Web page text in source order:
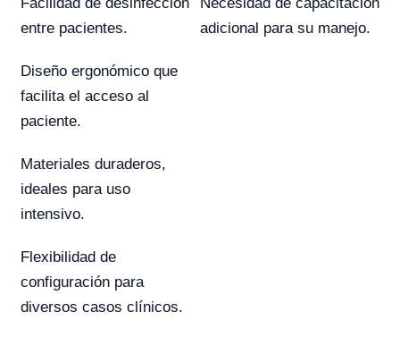
entre pacientes.
adicional para su manejo.
Diseño ergonómico que
facilita el acceso al
paciente.
Materiales duraderos,
ideales para uso
intensivo.
Flexibilidad de
configuración para
diversos casos clínicos.